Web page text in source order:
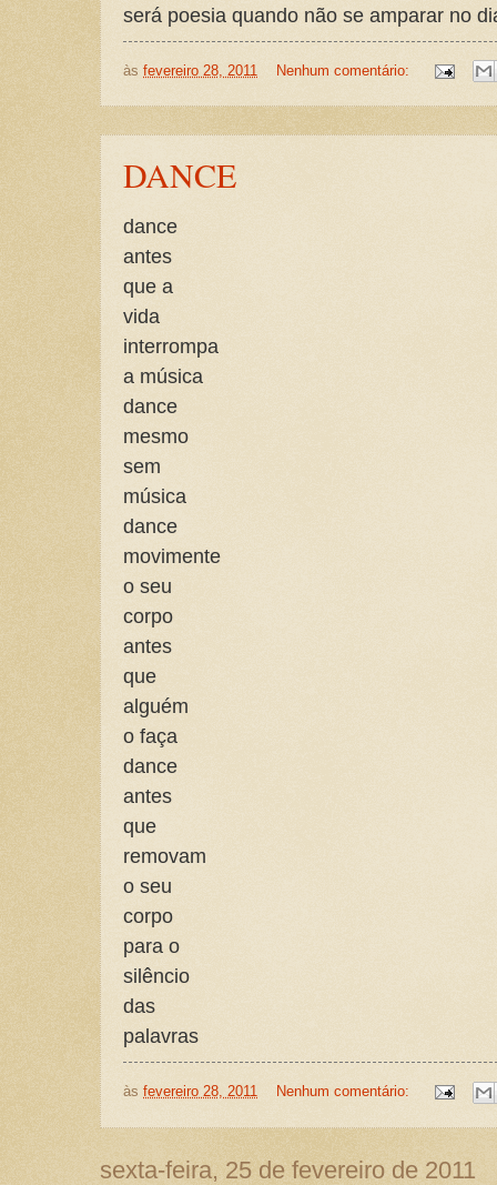
será poesia quando não se amparar no
às fevereiro 28, 2011 Nenhum comentário:
DANCE
dance
antes
que a
vida
interrompa
a música
dance
mesmo
sem
música
dance
movimente
o seu
corpo
antes
que
alguém
o faça
dance
antes
que
removam
o seu
corpo
para o
silêncio
das
palavras
às fevereiro 28, 2011 Nenhum comentário:
sexta-feira, 25 de fevereiro de 2011